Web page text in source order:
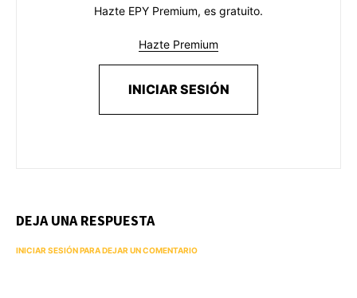
Hazte EPY Premium, es gratuito.
Hazte Premium
INICIAR SESIÓN
DEJA UNA RESPUESTA
INICIAR SESIÓN PARA DEJAR UN COMENTARIO